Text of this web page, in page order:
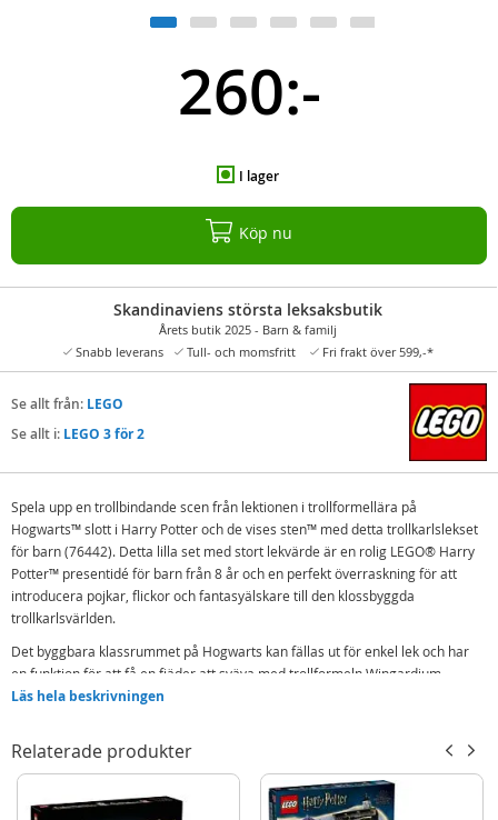
260:-
I lager
Köp nu
Skandinaviens största leksaksbutik
Årets butik 2025 - Barn & familj
Snabb leverans
Tull- och momsfritt Fri frakt över 599,-*
Se allt från: LEGO
Se allt i: LEGO 3 för 2
Spela upp en trollbindande scen från lektionen i trollformellära på
Hogwarts™ slott i Harry Potter och de vises sten™ med detta trollkarlslekset
för barn (76442). Detta lilla set med stort lekvärde är en rolig LEGO® Harry
Potter™ presentidé för barn från 8 år och en perfekt överraskning för att
introducera pojkar, flickor och fantasyälskare till den klossbyggda
trollkarlsvärlden.
Det byggbara klassrummet på Hogwarts kan fällas ut för enkel lek och har
en funktion för att få en fjäder att sväva med trollformeln Wingardium
Leviosa, löstagbara bänkar för eleverna, en löstagbar svart tavla med
Flitwick – för att iscensätta obegränsade fantasifulla berättelser.
Detta klassrumslekset ingår i en samling modulära LEGO Harry Potter
Läs hela beskrivningen
Relaterade produkter